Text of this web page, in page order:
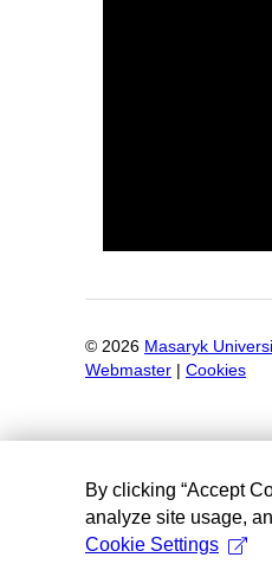
© 2026 Masaryk
Webmaster
Cookies
By clicking “Accept
analyze site usage,
Cookie Settings